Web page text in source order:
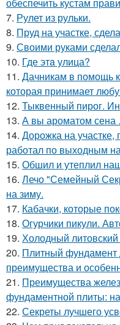
обеспечить кустам
7. Рулет из рульки.
8. Пруд на участке,
9. Своими руками
10. Где этa улица?
11. Дачникам в помощь
которая принимает
12. Тыквенный пирог.
13. А вы ароматом
14. Дорожка на участке,
работал по выходным
15. Обшил и утеплил
16. Лечо "Семейный
на зиму.
17. Кабачки, которые
18. Огурчики пикули.
19. Холодный
20. Плитный фундамент
преимущества и
21. Преимущества
фундаментной плиты:
22. Секреты лучшего